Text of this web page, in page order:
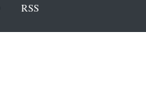
RSS